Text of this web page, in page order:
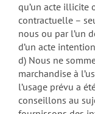
qu’un acte illicite
contractuelle –
nous ou par l’un
d’un acte
d) Nous ne
marchandise à
l’usage prévu a
conseillons au